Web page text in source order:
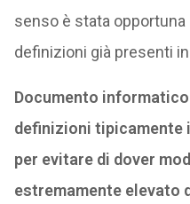
senso è stata opportuna
definizioni già presenti in
Documento
definizioni tipicamente
per evitare di dover
estremamente elevato